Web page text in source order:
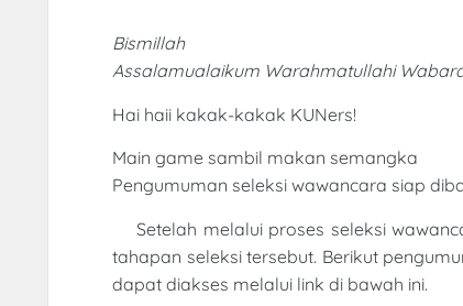
Bismillah
Assalamualaikum Warahmatullahi
Hai haii kakak-kakak KUNers!
Main game sambil makan semangka
Pengumuman seleksi wawancara siap
Setelah melalui proses seleksi
tahapan seleksi tersebut. Berikut
dapat diakses melalui link di bawah ini.